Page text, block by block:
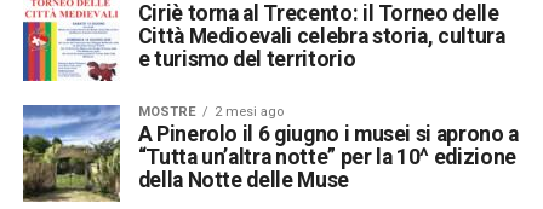
Ciriè torna al Trecento: il Torneo delle
Città Medioevali celebra storia, cultura
e turismo del territorio
MOSTRE 2 mesi ago
A Pinerolo il 6 giugno i musei si aprono a
“Tutta un’altra notte” per la 10^ edizione
della Notte delle Muse